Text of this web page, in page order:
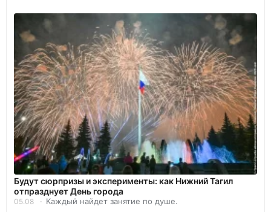
Будут сюрпризы и эксперименты: как Нижний Тагил
отпразднует День города
05.08 Каждый найдет занятие по душе.